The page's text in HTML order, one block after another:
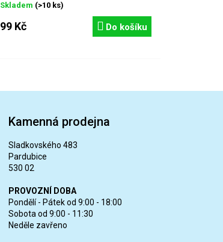
Skladem (>10 ks)
99 Kč Do košíku
Kamenná prodejna
Sladkovského 483
Pardubice
530 02
PROVOZNÍ DOBA
Pondělí - Pátek od 9:00 - 18:00
Sobota od 9:00 - 11:30
Neděle zavřeno